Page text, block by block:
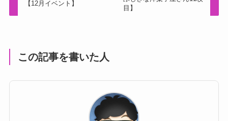
【12月イベント】
目】
この記事を書いた人